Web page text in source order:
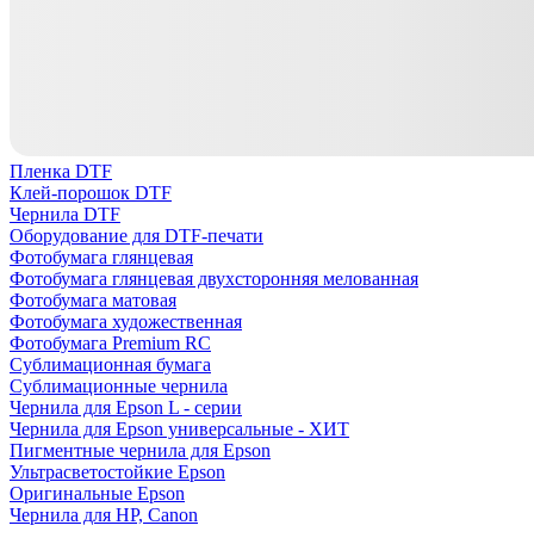
Пленка DTF
Клей-порошок DTF
Чернила DTF
Оборудование для DTF-печати
Фотобумага глянцевая
Фотобумага глянцевая двухсторонняя мелованная
Фотобумага матовая
Фотобумага художественная
Фотобумага Premium RC
Сублимационная бумага
Сублимационные чернила
Чернила для Epson L - серии
Чернила для Epson универсальные - ХИТ
Пигментные чернила для Epson
Ультрасветостойкие Epson
Оригинальные Epson
Чернила для HP, Canon